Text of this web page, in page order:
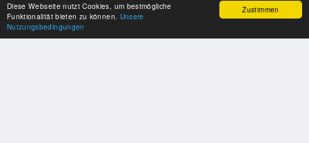
Zustimmen
Diese Webseite nutzt Cookies, um bestmögliche
Funktionalität bieten zu können. Unsere
Nutzungsbedingungen